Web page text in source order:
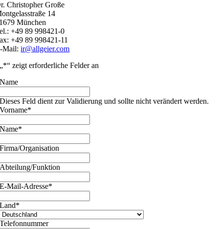
Christopher Große
14
München
+49 89 998421-0
+49 89 998421-11
Mail:ir@allgeier.com
„*“ zeigt erforderliche Felder an
Name
Dieses Feld dient zur Validierung und sollte nicht verändert werden.
Vorname*
Name*
Firma/Organisation
Abteilung/Funktion
E-Mail-Adresse*
Land*
Telefonnummer